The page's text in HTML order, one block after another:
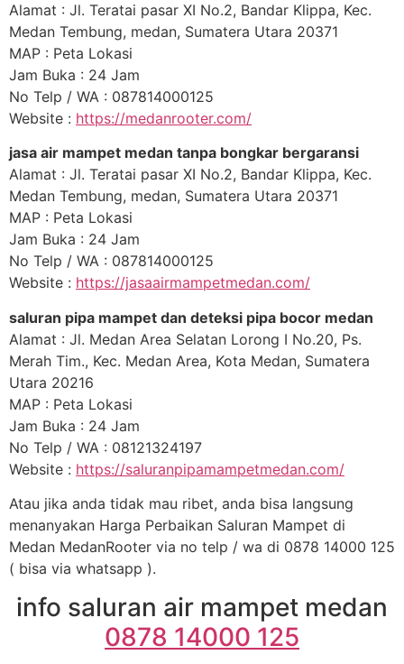
Alamat : Jl. Teratai pasar XI No.2, Bandar Klippa, Kec.
Medan Tembung, medan, Sumatera Utara 20371
MAP : Peta Lokasi
Jam Buka : 24 Jam
No Telp / WA : 087814000125
Website : https://medanrooter.com/
jasa air mampet medan tanpa bongkar bergaransi
Alamat : Jl. Teratai pasar XI No.2, Bandar Klippa, Kec.
Medan Tembung, medan, Sumatera Utara 20371
MAP : Peta Lokasi
Jam Buka : 24 Jam
No Telp / WA : 087814000125
Website : https://jasaairmampetmedan.com/
saluran pipa mampet dan deteksi pipa bocor medan
Alamat : Jl. Medan Area Selatan Lorong I No.20, Ps.
Merah Tim., Kec. Medan Area, Kota Medan, Sumatera
Utara 20216
MAP : Peta Lokasi
Jam Buka : 24 Jam
No Telp / WA : 08121324197
Website : https://saluranpipamampetmedan.com/
Atau jika anda tidak mau ribet, anda bisa langsung
menanyakan Harga Perbaikan Saluran Mampet di
Medan MedanRooter via no telp / wa di 0878 14000 125
( bisa via whatsapp ).
info saluran air mampet medan
0878 14000 125